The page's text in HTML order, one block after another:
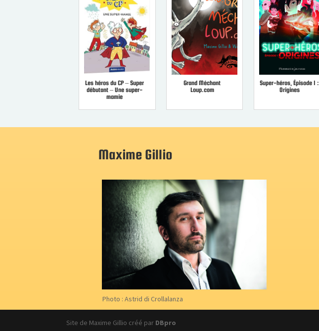
Les héros du CP – Super
débutant – Une super-
mamie
Grand Méchant
Loup.com
Super-héros, Épisode 1 :
Origines
Maxime Gillio
Photo : Astrid di Crollalanza
Site de Maxime Gillio créé par DBpro